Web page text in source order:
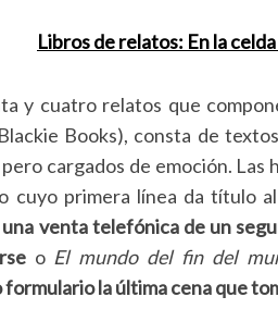
y cuatro relatos que
Books), consta de
cargados de emoción.
cuyo primera línea da título
una venta telefónica de un
o El mundo del fin del
la última cena que